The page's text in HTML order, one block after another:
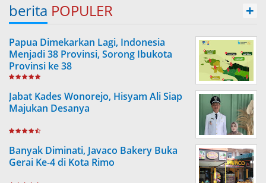
berita POPULER +
Papua Dimekarkan Lagi, Indonesia
Menjadi 38 Provinsi, Sorong Ibukota
Provinsi ke 38
Jabat Kades Wonorejo, Hisyam Ali Siap
Majukan Desanya
Banyak Diminati, Javaco Bakery Buka
Gerai Ke-4 di Kota Rimo